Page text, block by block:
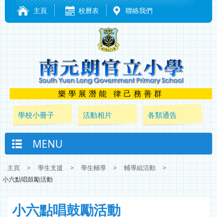
主頁 校曆表 聯絡我們
樂學展潛能 律己務善群
學校小冊子 活動相片 各類通告
MENU
主頁 > 學生支援 > 學生輔導 > 輔導組活動
>
小六點唱鼓勵活動
小六點唱鼓勵活動